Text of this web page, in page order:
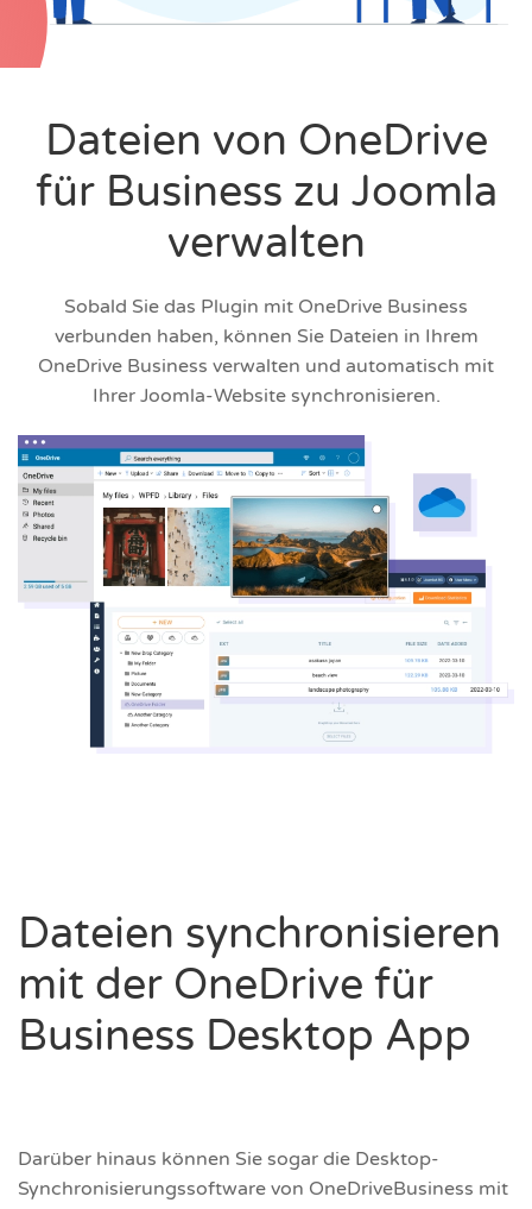
Dateien von OneDrive
für Business zu Joomla
verwalten
Sobald Sie das Plugin mit OneDrive Business
verbunden haben, können Sie Dateien in Ihrem
OneDrive Business verwalten und automatisch mit
Ihrer Joomla-Website synchronisieren.
Dateien synchronisieren
mit der OneDrive für
Business Desktop App
Darüber hinaus können Sie sogar die Desktop-
Synchronisierungssoftware von OneDriveBusiness mit